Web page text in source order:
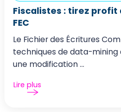
Fiscalistes : tirez profit
FEC
Le Fichier des Écritures
techniques de data-
une modification ...
Lire plus